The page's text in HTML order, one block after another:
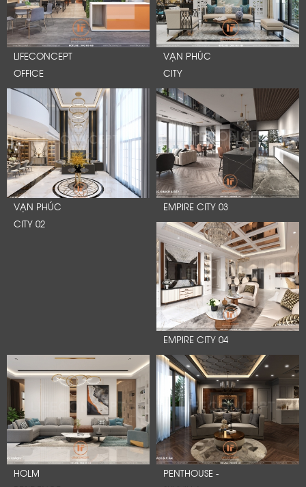
LIFECONCEPT
OFFICE
VẠN PHÚC
CITY
VẠN PHÚC
CITY 02
EMPIRE CITY 03
EMPIRE CITY 04
HOLM
PENTHOUSE -